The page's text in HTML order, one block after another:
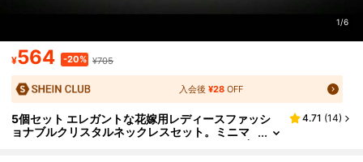
1/6
¥564 -20% ¥705
入会後¥28 OFF
5個セット エレガントな花嫁用レディースファッシ
ョナブルクリスタルネックレスセット。ミニマ
リストなジュエリーセットは、パーティー、ギ
4.71 (14)